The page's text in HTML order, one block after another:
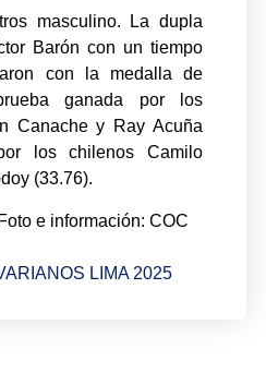
masculino. La dupla
Barón con un tiempo
con la medalla de
ganada por los
Canache y Ray Acuña
los chilenos Camilo
(33.76).
e información: COC
LIMA 2025